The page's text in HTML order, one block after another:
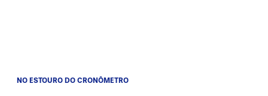
NO ESTOURO DO CRONÔMETRO